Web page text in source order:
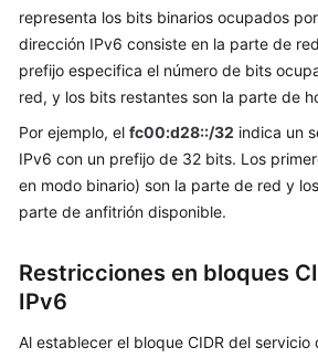
Almacenamiento
Espacio
y
API
preguntas
representa los bits binarios ocupados
dirección IPv6 consiste en la parte de
prefijo especifica el número de bits
red, y los bits restantes son la parte de
Por ejemplo, el fc00:d28::/32 indica un
IPv6 con un prefijo de 32 bits. Los
en modo binario) son la parte de red y
parte de anfitrión disponible.
Restricciones en bloques
IPv6
Al establecer el bloque CIDR del